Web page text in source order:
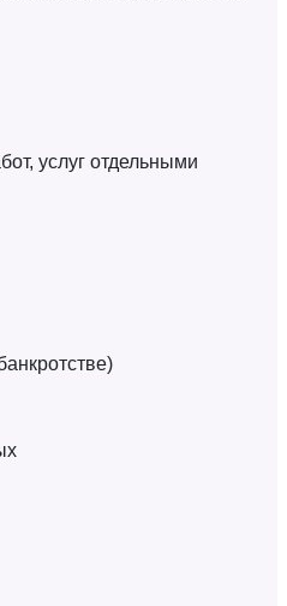
услуг отдельными